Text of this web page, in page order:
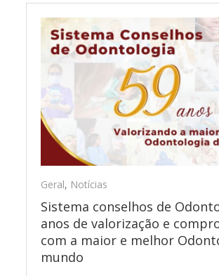
Geral, Notícias
Sistema conselhos de
anos de valorização e
com a maior e melhor
mundo